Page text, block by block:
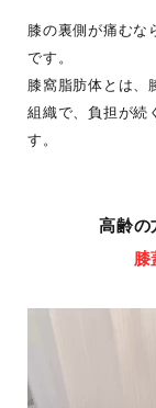
膝の裏側が痛むな
です。
膝窩脂肪体とは、
組織で、負担が続
す。
高齢の
膝